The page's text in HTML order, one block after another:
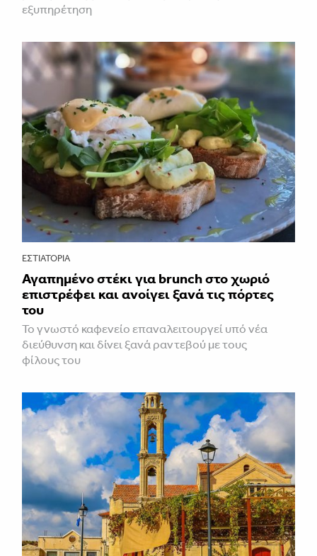
εξυπηρέτηση
ΕΣΤΙΑΤΌΡΙΑ
Αγαπημένο στέκι για brunch στο χωριό
επιστρέφει και ανοίγει ξανά τις πόρτες
του
Το γνωστό καφενείο επαναλειτουργεί υπό νέα
διεύθυνση και δίνει ξανά ραντεβού με τους
φίλους του